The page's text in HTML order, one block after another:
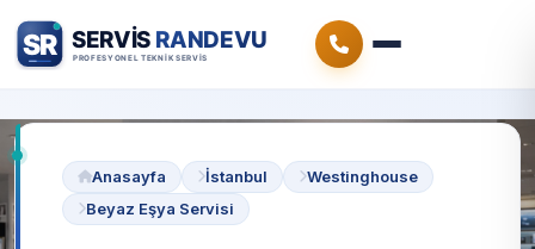
Anasayfa İstanbul
Westinghouse
Beyaz Eşya Servisi